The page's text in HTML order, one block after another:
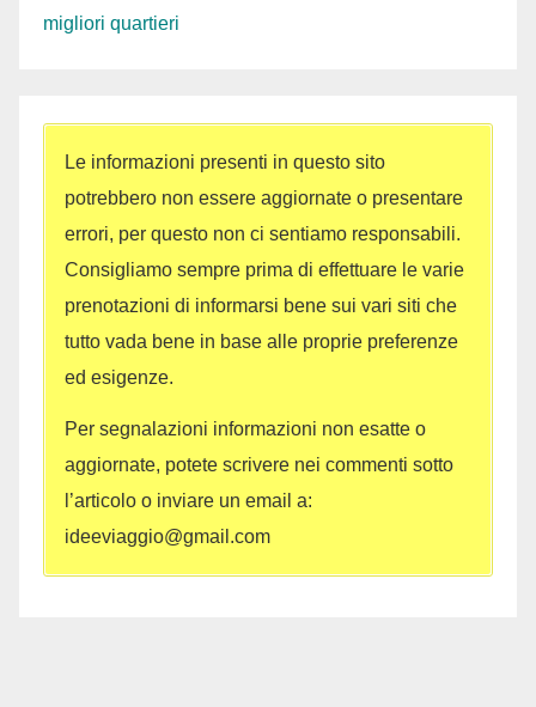
migliori quartieri
Le informazioni presenti in questo sito
potrebbero non essere aggiornate o presentare
errori, per questo non ci sentiamo responsabili.
Consigliamo sempre prima di effettuare le varie
prenotazioni di informarsi bene sui vari siti che
tutto vada bene in base alle proprie preferenze
ed esigenze.
Per segnalazioni informazioni non esatte o
aggiornate, potete scrivere nei commenti sotto
l’articolo o inviare un email a:
ideeviaggio@gmail.com